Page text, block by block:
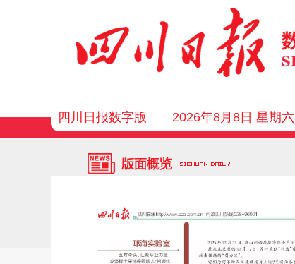
四川日报数字版 2026年8月8日 星期六